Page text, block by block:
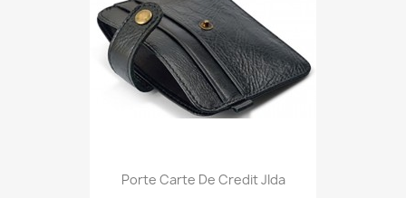
Porte Carte De Credit JIda